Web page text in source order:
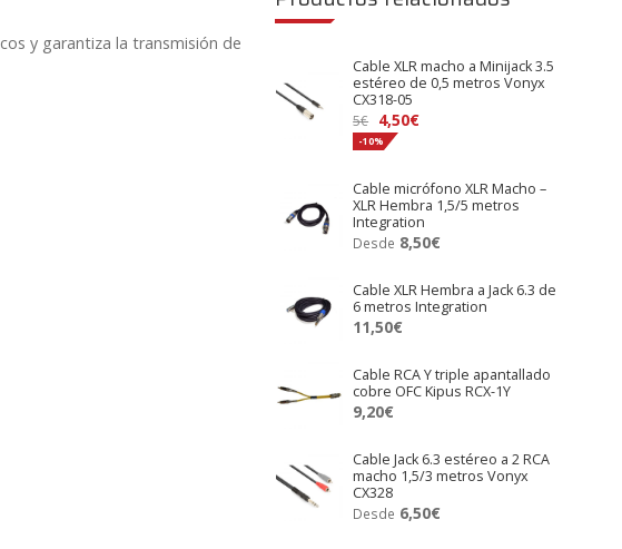
y garantiza la transmisión de
Cable XLR macho a Minijack 3.5
estéreo de 0,5 metros Vonyx
CX318-05
5€
El
precio
era:
5€.
4,50€El
es:
4,50€.
-10%
Cable micrófono XLR Macho –
XLR Hembra 1,5/5 metros
Integration
Desde 8,50€
Cable XLR Hembra a Jack 6.3 de
6 metros Integration
11,50€
Cable RCA Y triple apantallado
cobre OFC Kipus RCX-1Y
9,20€
Cable Jack 6.3 estéreo a 2 RCA
macho 1,5/3 metros Vonyx
CX328
Desde 6,50€